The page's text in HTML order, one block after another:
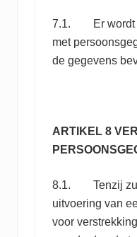
7.1. Er wordt
met
de gegevens
ARTIKEL 8
8.1. Tenzij
uitvoering van
voor